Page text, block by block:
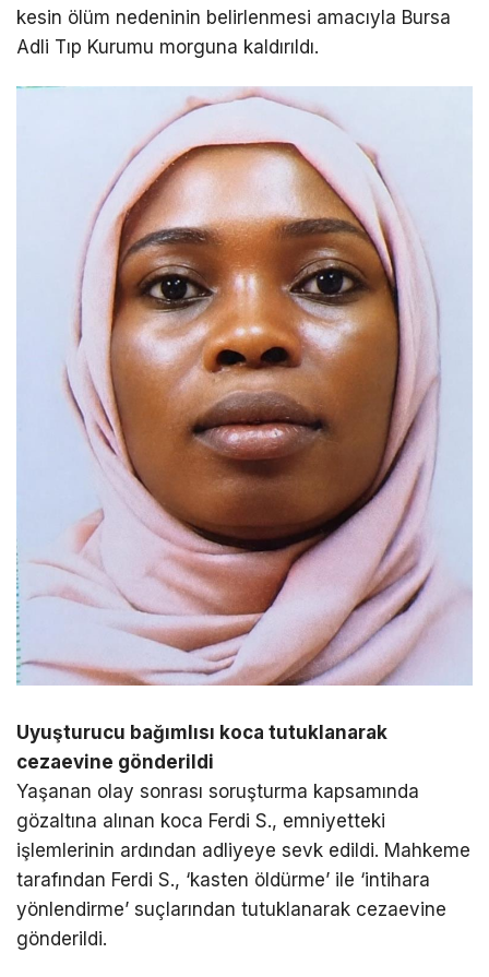
kesin ölüm nedeninin belirlenmesi amacıyla Bursa
Adli Tıp Kurumu morguna kaldırıldı.
Uyuşturucu bağımlısı koca tutuklanarak
cezaevine gönderildi
Yaşanan olay sonrası soruşturma kapsamında
gözaltına alınan koca Ferdi S., emniyetteki
işlemlerinin ardından adliyeye sevk edildi. Mahkeme
tarafından Ferdi S., ‘kasten öldürme’ ile ‘intihara
yönlendirme’ suçlarından tutuklanarak cezaevine
gönderildi.